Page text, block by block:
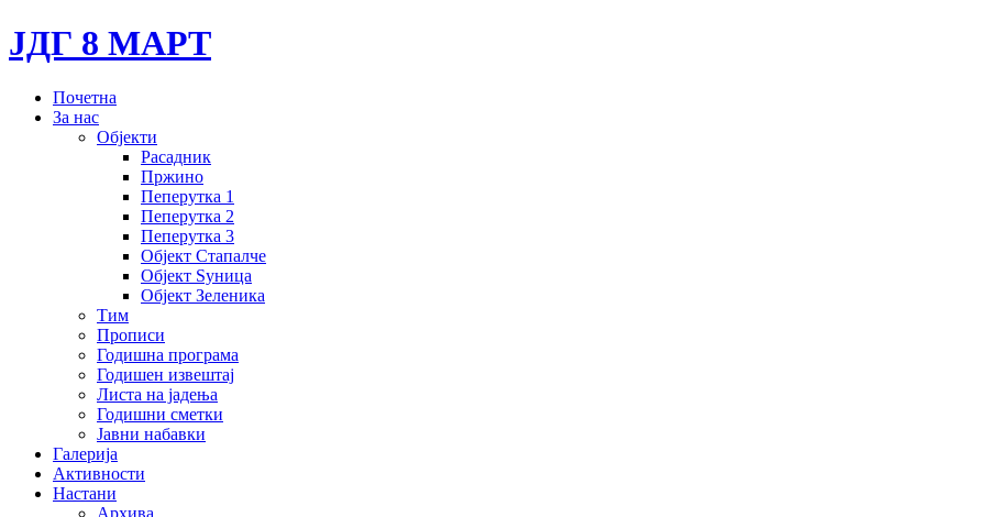
ЈДГ 8 МАРТ
Почетна
За нас
Објекти
Расадник
Пржино
Пеперутка 1
Пеперутка 2
Пеперутка 3
Објект Стапалче
Објект Ѕуница
Објект Зеленика
Тим
Прописи
Годишна програма
Годишен извештај
Листа на јадења
Годишни сметки
Јавни набавки
Галерија
Активности
Настани
Архива